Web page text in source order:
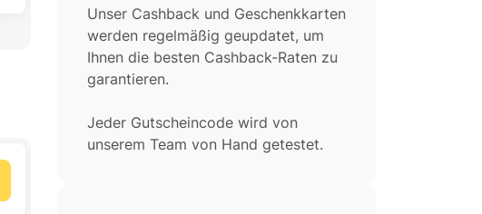
Unser Cashback und Geschenkkarten
werden regelmäßig geupdatet, um
Ihnen die besten Cashback-Raten zu
garantieren.
Jeder Gutscheincode wird von
unserem Team von Hand getestet.